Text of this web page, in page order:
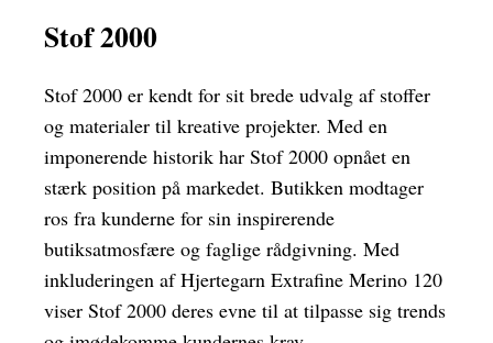
Stof 2000
Stof 2000 er kendt for sit brede udvalg af stoffer
og materialer til kreative projekter. Med en
imponerende historik har Stof 2000 opnået en
stærk position på markedet. Butikken modtager
ros fra kunderne for sin inspirerende
butiksatmosfære og faglige rådgivning. Med
inkluderingen af Hjertegarn Extrafine Merino 120
viser Stof 2000 deres evne til at tilpasse sig trends